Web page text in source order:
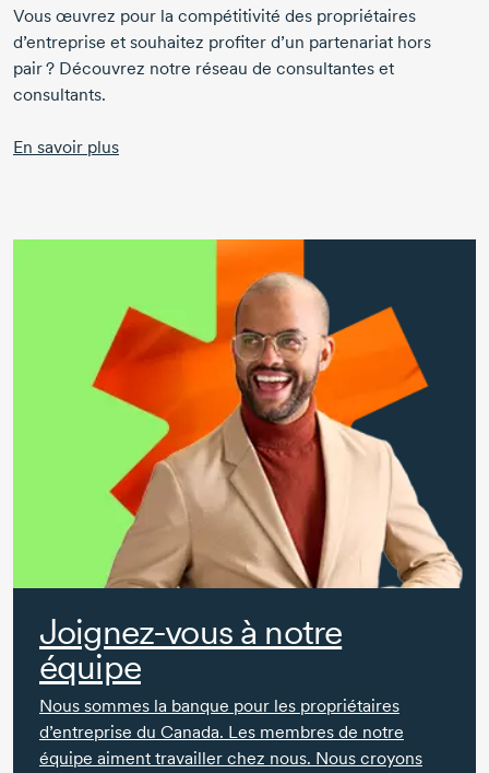
Vous œuvrez pour la compétitivité des propriétaires
d’entreprise et souhaitez profiter d’un partenariat hors
pair ? Découvrez notre réseau de consultantes et
consultants.
En savoir plus
Joignez-vous à notre
équipe
Nous sommes la banque pour les propriétaires
d’entreprise du Canada. Les membres de notre
équipe aiment travailler chez nous. Nous croyons